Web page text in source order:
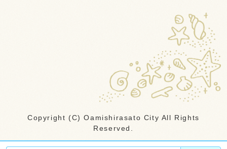
Copyright (C) Oamishirasato City All Rights
Reserved.